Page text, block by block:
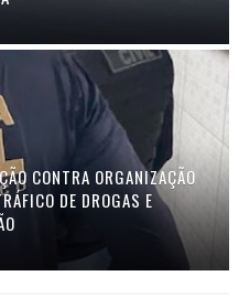
CONTRA ORGANIZAÇÃO
DE DROGAS E